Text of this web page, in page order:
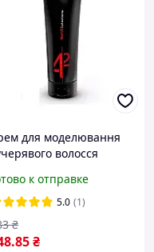
для моделювання
волосся
Extreme 4/2 WehO
к отправке
5.0 (1)
.85₴
₴